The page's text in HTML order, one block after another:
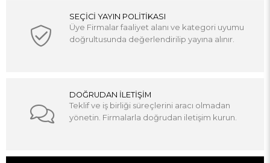
SEÇİCİ YAYIN POLİTİKASI
Üye Firmalar faaliyet alanı ve kategori uyumu
doğrultusunda değerlendirilip yayına alınır.
DOĞRUDAN İLETİŞİM
Teklif ve iş birliği süreçlerini aracı olmadan
yönetin. Firmalarla doğrudan iletişim kurun.